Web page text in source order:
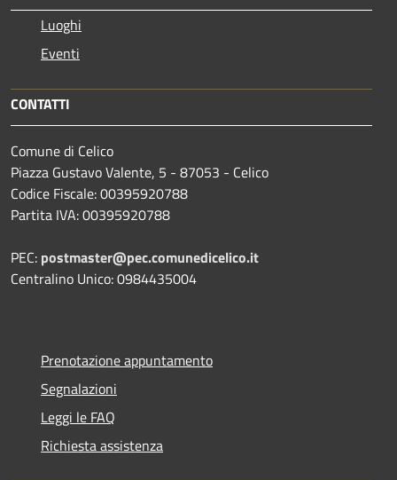
Luoghi
Eventi
CONTATTI
Comune di Celico
Piazza Gustavo Valente, 5 - 87053 - Celico
Codice Fiscale: 00395920788
Partita IVA: 00395920788
PEC: postmaster@pec.comunedicelico.it
Centralino Unico: 0984435004
Prenotazione appuntamento
Segnalazioni
Leggi le FAQ
Richiesta assistenza